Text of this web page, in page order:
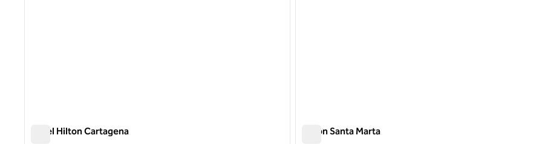
Hôtel Hilton Cartagena
Hilton Santa Marta